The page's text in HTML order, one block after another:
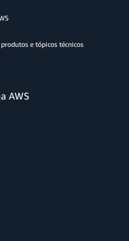
e tópicos técnicos
AWS